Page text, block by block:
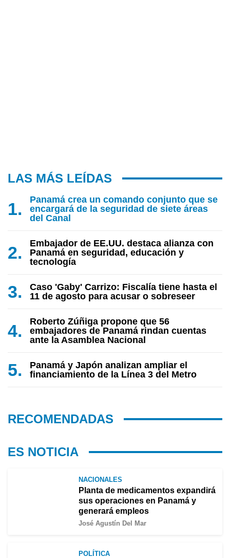
LAS MÁS LEÍDAS
Panamá crea un comando conjunto que se
encargará de la seguridad de siete áreas
del Canal
Embajador de EE.UU. destaca alianza con
Panamá en seguridad, educación y
tecnología
Caso 'Gaby' Carrizo: Fiscalía tiene hasta el
11 de agosto para acusar o sobreseer
Roberto Zúñiga propone que 56
embajadores de Panamá rindan cuentas
ante la Asamblea Nacional
Panamá y Japón analizan ampliar el
financiamiento de la Línea 3 del Metro
RECOMENDADAS
ES NOTICIA
NACIONALES
Planta de medicamentos expandirá
sus operaciones en Panamá y
generará empleos
José Agustín Del Mar
POLÍTICA